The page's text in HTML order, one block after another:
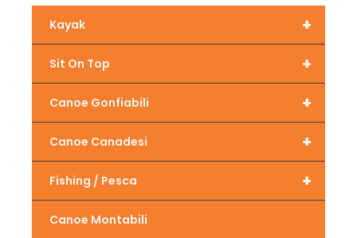
+
Kayak
+
Sit On Top
+
Canoe Gonfiabili
+
Canoe Canadesi
+
Fishing / Pesca
Canoe Montabili